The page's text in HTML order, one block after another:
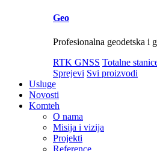
Geo
Profesionalna geodetska i
RTK GNSS Totalne
Sprejevi Svi proizvodi
Usluge
Novosti
Komteh
O nama
Misija i vizija
Projekti
Reference